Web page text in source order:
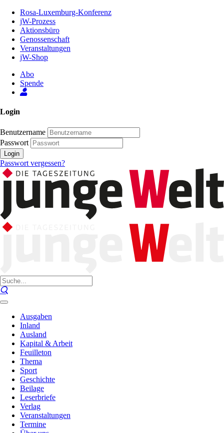
Inhalt
Seite
Rosa-Luxemburg-Konferenz
jW-Prozess
Aktionsbüro
Genossenschaft
Veranstaltungen
jW-Shop
Abo
Spende
Login
Benutzername
Passwort
Login
Passwort vergessen?
Ausgaben
Inland
Ausland
Kapital & Arbeit
Feuilleton
Thema
Sport
Geschichte
Beilage
Leserbriefe
Verlag
Veranstaltungen
Termine